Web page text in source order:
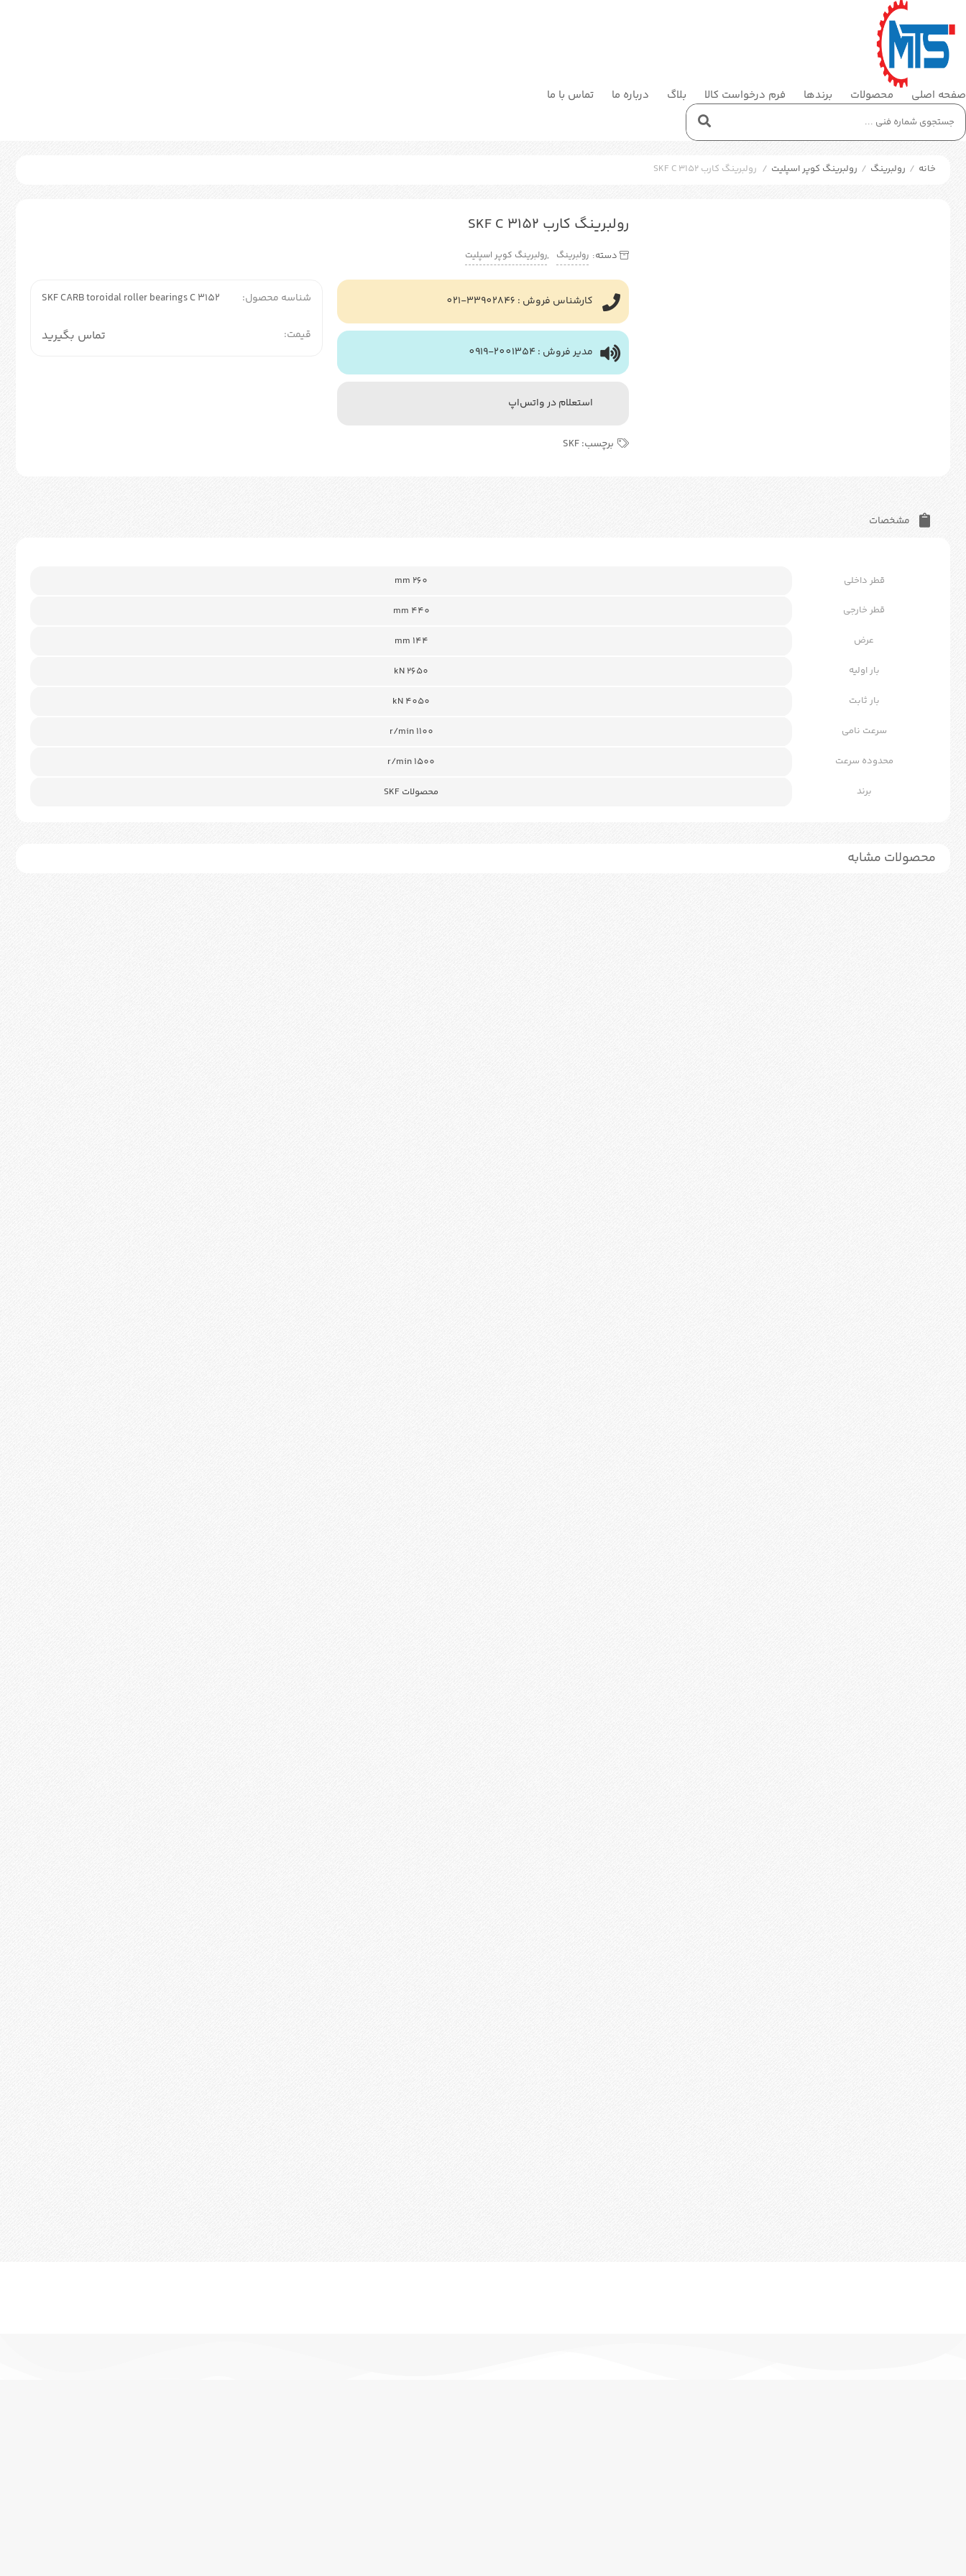
صفحه اصلی محصولات برندها فرم درخواست کالا بلاگ درباره ما تماس با ما
خانه / رولبرینگ / رولبرینگ کوپر اسپلیت / رولبرینگ کارب SKF C 3152
رولبرینگ کارب SKF C 3152
دسته: رولبرینگ ,رولبرینگ کوپر اسپلیت
کارشناس فروش : 33902846-021
مدیر فروش : 2001354-0919
استعلام در واتس‌اپ
برچسب:SKF
شناسه محصول: SKF CARB toroidal roller bearings C 3152
قیمت: تماس بگیرید
مشخصات
قطر داخلی 260 mm
قطر خارجی 440 mm
عرض 144 mm
بار اولیه 2650 kN
بار ثابت kN 4050
سرعت نامی r/min 1100
محدوده سرعت r/min 1500
برند محصولات SKF
محصولات مشابه